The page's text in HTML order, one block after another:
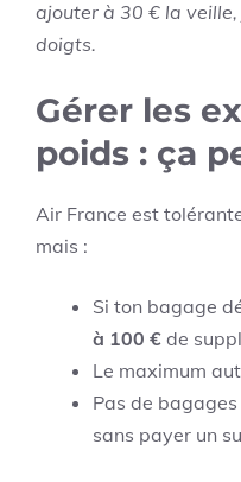
ajouter à 30 € la veille,
doigts.
Gérer les
poids : ça
Air France est
mais :
Si ton bagage
à 100 € de
Le maximum
Pas de
sans payer un